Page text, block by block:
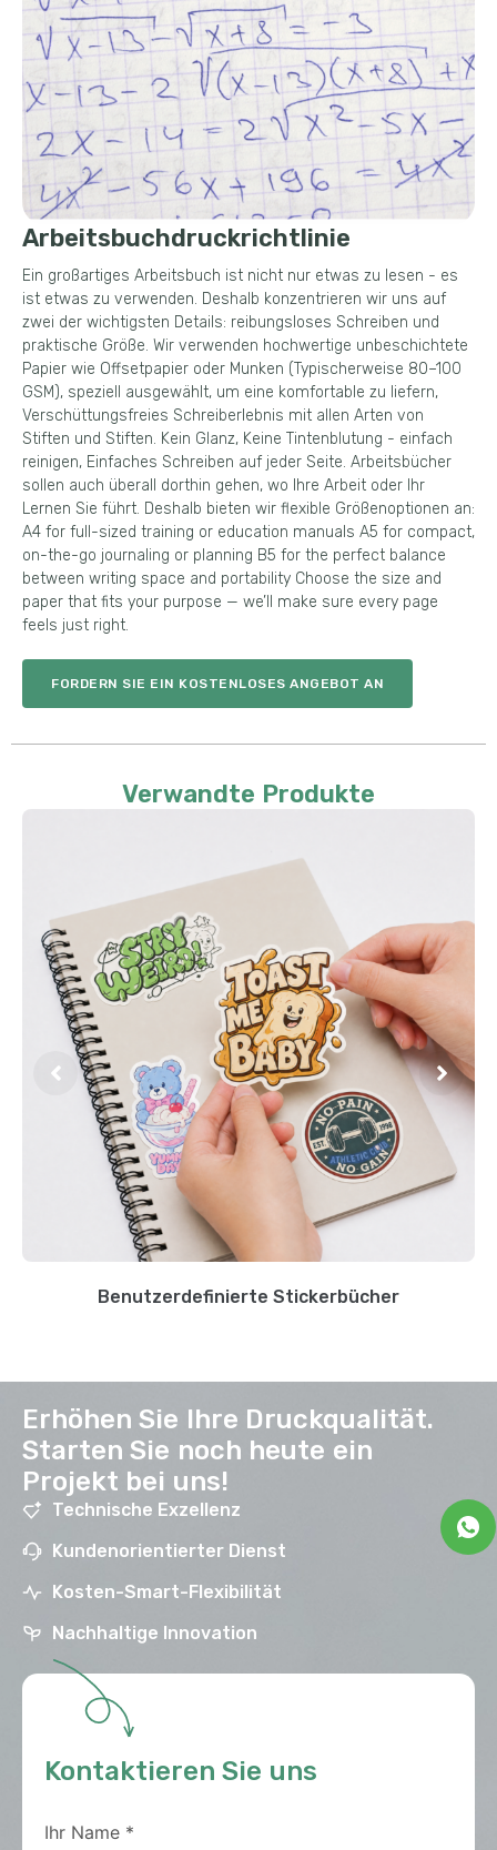
Arbeitsbuchdruckrichtlinie
Ein großartiges Arbeitsbuch ist nicht nur etwas zu lesen - es
ist etwas zu verwenden. Deshalb konzentrieren wir uns auf
zwei der wichtigsten Details: reibungsloses Schreiben und
praktische Größe. Wir verwenden hochwertige unbeschichtete
Papier wie Offsetpapier oder Munken (Typischerweise 80–100
GSM), speziell ausgewählt, um eine komfortable zu liefern,
Verschüttungsfreies Schreiberlebnis mit allen Arten von
Stiften und Stiften. Kein Glanz, Keine Tintenblutung - einfach
reinigen, Einfaches Schreiben auf jeder Seite. Arbeitsbücher
sollen auch überall dorthin gehen, wo Ihre Arbeit oder Ihr
Lernen Sie führt. Deshalb bieten wir flexible Größenoptionen an:
A4 for full-sized training or education manuals A5 for compact,
on-the-go journaling or planning B5 for the perfect balance
between writing space and portability Choose the size and
paper that fits your purpose — we’ll make sure every page
feels just right.
FORDERN SIE EIN KOSTENLOSES ANGEBOT AN
Verwandte Produkte
Benutzerdefinierte Stickerbücher
Erhöhen Sie Ihre Druckqualität.
Starten Sie noch heute ein
Projekt bei uns!
Technische Exzellenz
Kundenorientierter Dienst
Kosten-Smart-Flexibilität
Nachhaltige Innovation
Kontaktieren Sie uns
Ihr Name *